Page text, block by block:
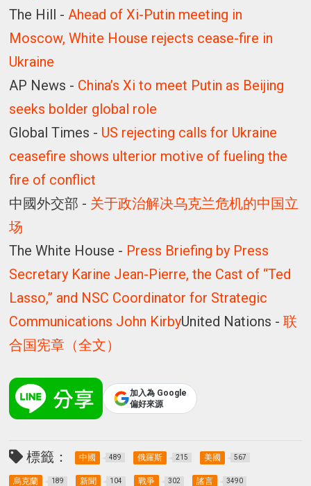
The Hill - Ahead of Xi-Putin meeting in
Moscow, White House rejects cease-fire in
Ukraine
AP News - China’s Xi to meet Putin as Beijing
seeks bolder global role
Global Times - US rejecting calls for Ukraine
ceasefire shows ulterior motive of fueling the
fire of conflict
中國外交部 - 关于政治解决乌克兰危机的中国立
场
The White House - Press Briefing by Press
Secretary Karine Jean-Pierre, the Cast of “Ted
Lasso,” and NSC Coordinator for Strategic
Communications John KirbyUnited Nations -联
合国宪章（全文）
加入為 Google
偏好來源
標籤： 中國 489 俄羅斯 215 美國 567
烏克蘭 189 新聞 104 戰爭 302 謠言 3490